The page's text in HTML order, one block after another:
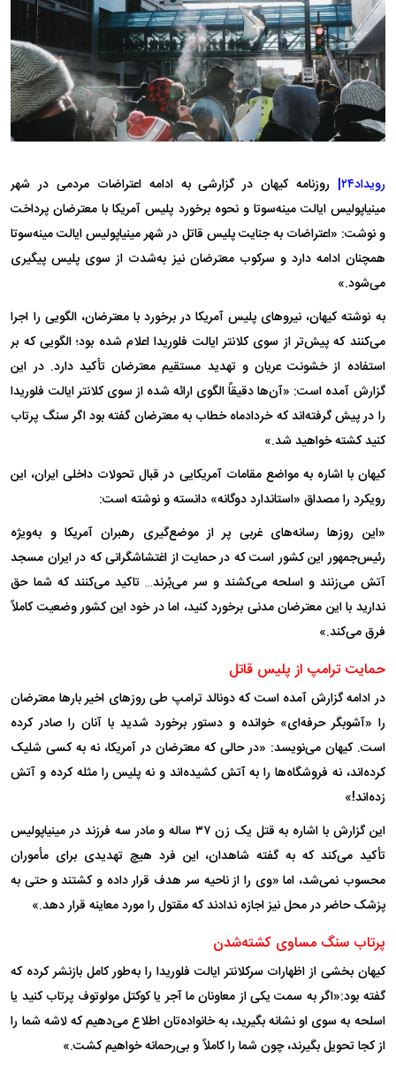
رویداد۲۴|
روزنامه کیهان در گزارشی به ادامه اعتراضات مردمی در شهر
مینیاپولیس ایالت مینه‌سوتا و نحوه برخورد پلیس آمریکا با معترضان پرداخت
و نوشت: «اعتراضات به جنایت پلیس قاتل در شهر مینیاپولیس ایالت مینه‌سوتا
همچنان ادامه دارد و سرکوب معترضان نیز به‌شدت از سوی پلیس پیگیری
می‌شود.»
به نوشته کیهان، نیرو‌های پلیس آمریکا در برخورد با معترضان، الگویی را اجرا
می‌کنند که پیش‌تر از سوی کلانتر ایالت فلوریدا اعلام شده بود؛ الگویی که بر
استفاده از خشونت عریان و تهدید مستقیم معترضان تأکید دارد. در این
گزارش آمده است: «آن‌ها دقیقاً الگوی ارائه شده از سوی کلانتر ایالت فلوریدا
را در پیش گرفته‌اند که خردادماه خطاب به معترضان گفته بود اگر سنگ پرتاب
کنید کشته خواهید شد.»
کیهان با اشاره به مواضع مقامات آمریکایی در قبال تحولات داخلی ایران، این
رویکرد را مصداق «استاندارد دوگانه» دانسته و نوشته است:
«این روز‌ها رسانه‌های غربی پر از موضع‌گیری رهبران آمریکا و به‌ویژه
رئیس‌جمهور این کشور است که در حمایت از اغتشاشگرانی که در ایران مسجد
آتش می‌زنند و اسلحه می‌کشند و سر می‌بُرند… تاکید می‌کنند که شما حق
ندارید با این معترضان مدنی برخورد کنید، اما در خود این کشور وضعیت کاملاً
فرق می‌کند.»
حمایت ترامپ از پلیس قاتل
در ادامه گزارش آمده است که دونالد ترامپ طی روز‌های اخیر بار‌ها معترضان
را «آشوبگر حرفه‌ای» خوانده و دستور برخورد شدید با آنان را صادر کرده
است. کیهان می‌نویسد: «در حالی که معترضان در آمریکا، نه به کسی شلیک
کرده‌اند، نه فروشگاه‌ها را به آتش کشیده‌اند و نه پلیس را مثله کرده و آتش
زده‌اند!»
این گزارش با اشاره به قتل یک زن ۳۷ ساله و مادر سه فرزند در مینیاپولیس
تأکید می‌کند که به گفته شاهدان، این فرد هیچ تهدیدی برای مأموران
محسوب نمی‌شد، اما «وی را از ناحیه سر هدف قرار داده و کشتند و حتی به
پزشک حاضر در محل نیز اجازه ندادند که مقتول را مورد معاینه قرار دهد.»
پرتاب سنگ مساوی کشته‌شدن
کیهان بخشی از اظهارات سرکلانتر ایالت فلوریدا را به‌طور کامل بازنشر کرده که
گفته بود:«اگر به سمت یکی از معاونان ما آجر یا کوکتل مولوتوف پرتاب کنید یا
اسلحه به سوی او نشانه بگیرید، به خانواده‌تان اطلاع می‌دهیم که لاشه شما را
از کجا تحویل بگیرند، چون شما را کاملاً و بی‌رحمانه خواهیم کشت.»